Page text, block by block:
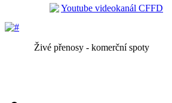
Živé přenosy - komerční spoty